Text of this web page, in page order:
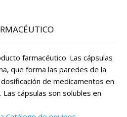
farmacéutico. Las cápsulas
que forma las paredes de la
de medicamentos en
cápsulas son solubles en
Layla! En la primera pregunta,
bajo un nuevo contrato ?
con la oficina.
07/08/2026 23:40
(time) Estoy